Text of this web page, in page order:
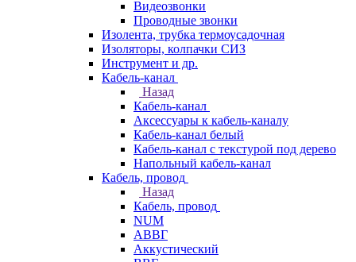
Видеозвонки
Проводные звонки
Изолента, трубка термоусадочная
Изоляторы, колпачки СИЗ
Инструмент и др.
Кабель-канал
Назад
Кабель-канал
Аксессуары к кабель-каналу
Кабель-канал белый
Кабель-канал с текстурой под дерево
Напольный кабель-канал
Кабель, провод
Назад
Кабель, провод
NUM
АВВГ
Аккустический